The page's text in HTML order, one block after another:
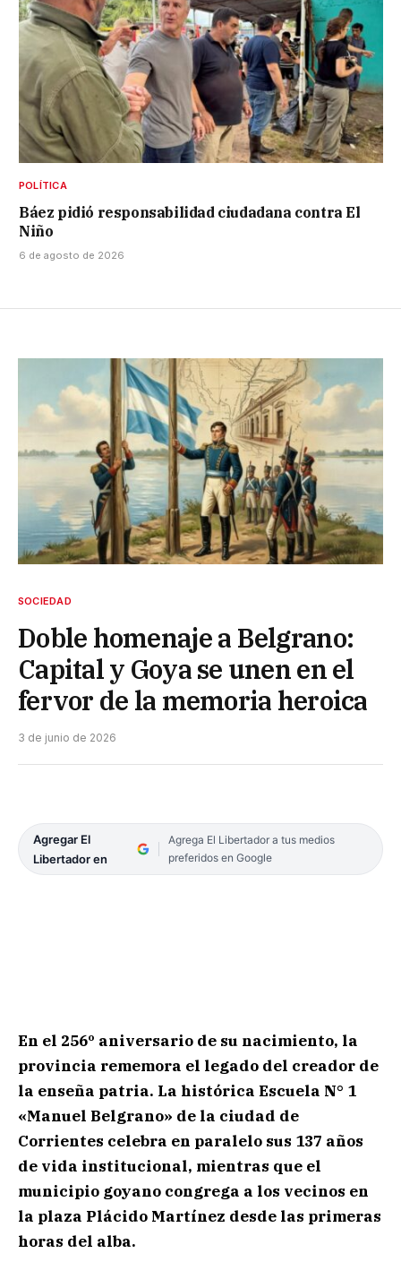
POLÍTICA
Báez pidió responsabilidad ciudadana contra El
Niño
6 de agosto de 2026
SOCIEDAD
Doble homenaje a Belgrano:
Capital y Goya se unen en el
fervor de la memoria heroica
3 de junio de 2026
Agregar El
Libertador en
Agrega El Libertador a tus medios
preferidos en Google
En el 256º aniversario de su nacimiento, la
provincia rememora el legado del creador de
la enseña patria. La histórica Escuela N° 1
«Manuel Belgrano» de la ciudad de
Corrientes celebra en paralelo sus 137 años
de vida institucional, mientras que el
municipio goyano congrega a los vecinos en
la plaza Plácido Martínez desde las primeras
horas del alba.